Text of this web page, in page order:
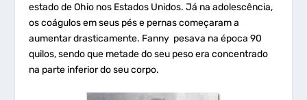
estado de Ohio nos Estados Unidos. Já na adolescência,
os coágulos em seus pés e pernas começaram a
aumentar drasticamente. Fanny pesava na época 90
quilos, sendo que metade do seu peso era concentrado
na parte inferior do seu corpo.